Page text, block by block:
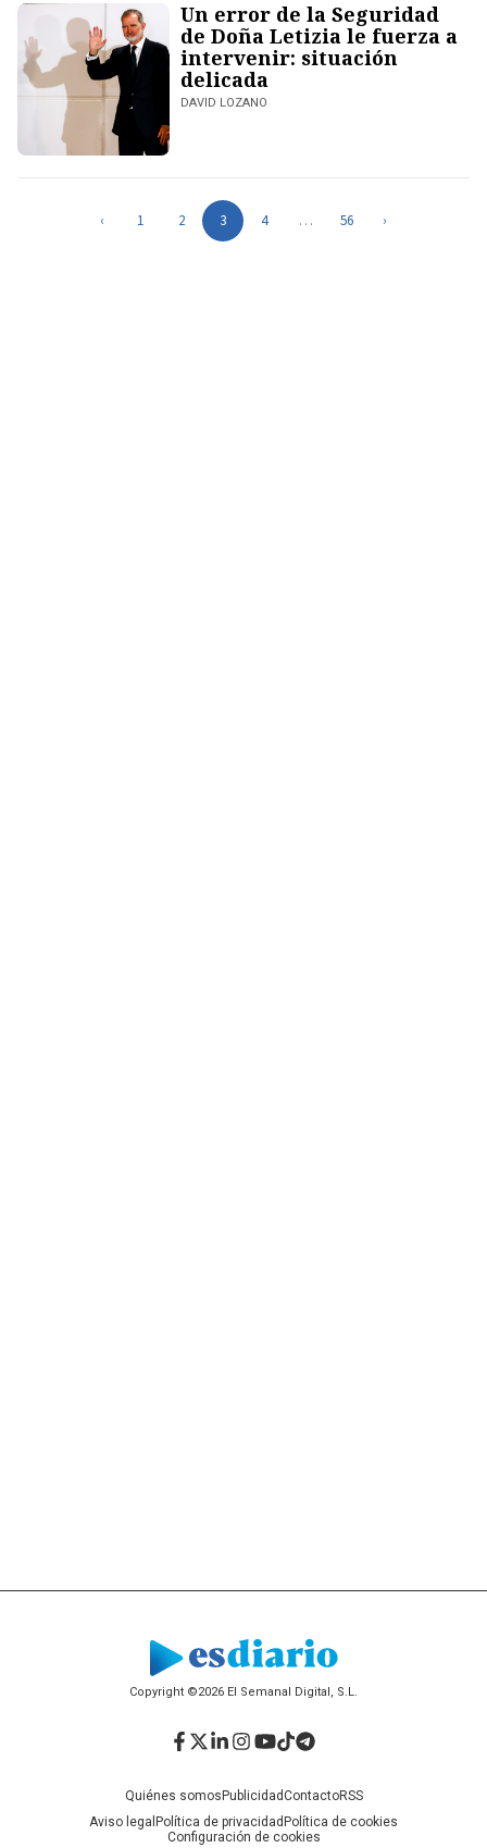
Un error de la Seguridad
de Doña Letizia le fuerza a
intervenir: situación
delicada
DAVID LOZANO
‹ 1 2 3 4 … 56 ›
Copyright ©2026 El Semanal Digital, S.L.
Quiénes somosPublicidadContactoRSS
Aviso legal Política de privacidadPolítica de cookies
Configuración de cookies
Facebook
Twitter
LinkedIn
Instagram
YouTube
TikTok
Telegram